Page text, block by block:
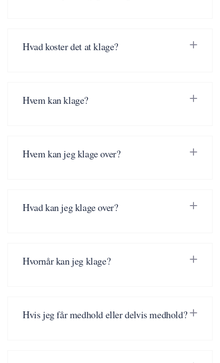
Hvad koster det at klage?
Hvem kan klage?
Hvem kan jeg klage over?
Hvad kan jeg klage over?
Hvornår kan jeg klage?
Hvis jeg får medhold eller delvis medhold?